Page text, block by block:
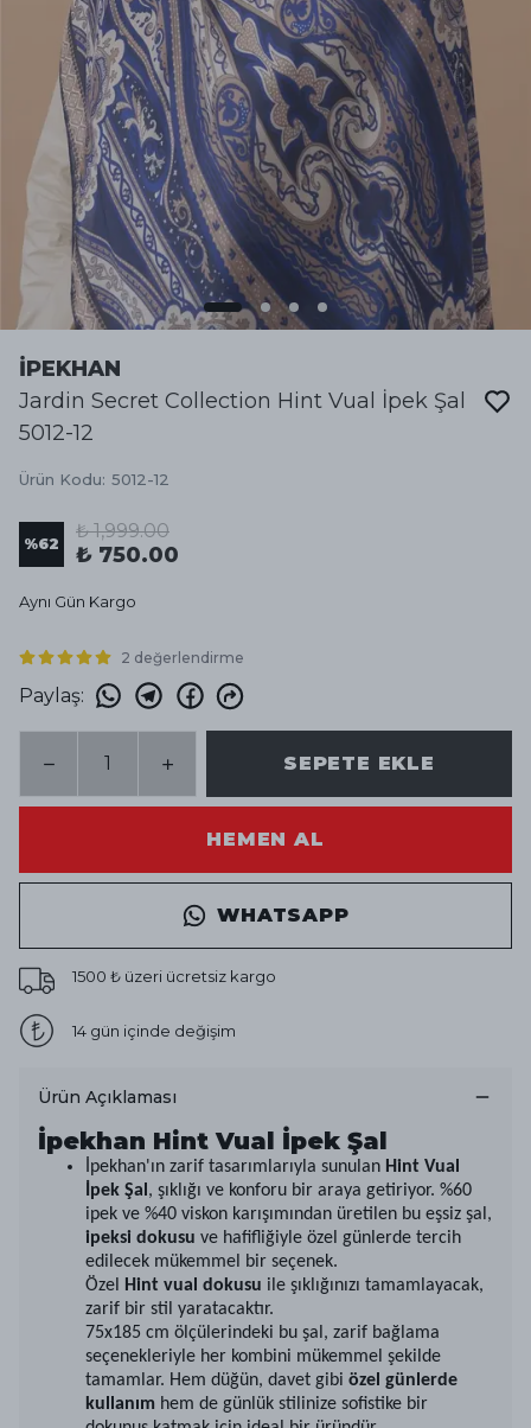
İPEKHAN
Jardin Secret Collection Hint Vual İpek Şal
5012-12
Ürün Kodu: 5012-12
%62
₺ 1,999.00
₺ 750.00
Aynı Gün Kargo
2 değerlendirme
Paylaş:
SEPETE EKLE
HEMEN AL
WHATSAPP
1500 ₺ üzeri ücretsiz kargo
14 gün içinde değişim
Ürün Açıklaması
İpekhan Hint Vual İpek Şal
İpekhan'ın zarif tasarımlarıyla sunulan Hint Vual
İpek Şal , şıklığı ve konforu bir araya getiriyor. %60
ipek ve %40 viskon karışımından üretilen bu eşsiz şal,
ipeksi dokusu ve hafifliğiyle özel günlerde tercih
edilecek mükemmel bir seçenek.
Özel
Hint vual dokusu ile şıklığınızı tamamlayacak,
zarif bir stil yaratacaktır.
75x185 cm ölçülerindeki bu şal, zarif bağlama
seçenekleriyle her kombini mükemmel şekilde
tamamlar. Hem düğün, davet gibi özel günlerde
kullanım hem de günlük stilinize sofistike bir